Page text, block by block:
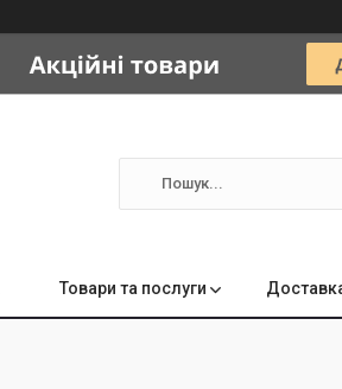
Товари та послуги